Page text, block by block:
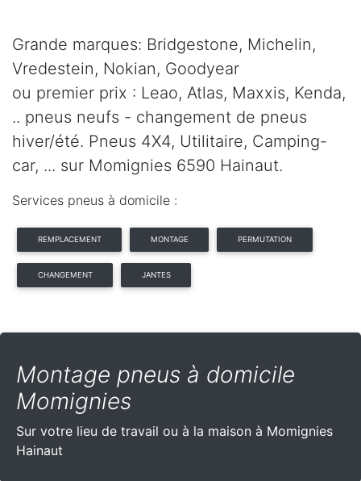
Grande marques: Bridgestone, Michelin,
Vredestein, Nokian, Goodyear
ou premier prix : Leao, Atlas, Maxxis, Kenda,
.. pneus neufs - changement de pneus
hiver/été. Pneus 4X4, Utilitaire, Camping-
car, ... sur Momignies 6590 Hainaut.
Services pneus à domicile :
REMPLACEMENT MONTAGE PERMUTATION
CHANGEMENT JANTES
Montage pneus à domicile
Momignies
Sur votre lieu de travail ou à la maison à Momignies
Hainaut